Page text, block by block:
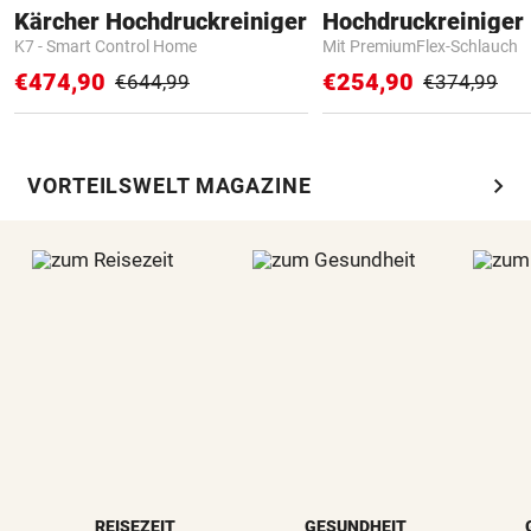
Kärcher Hochdruckreiniger
K7 - Smart Control Home
€474,90 €644,99
Hochdruckreiniger
Mit PremiumFlex-Schlauch
€254,90 €374,99
VORTEILSWELT MAGAZINE chevron_right
REISEZEIT GESUNDHEIT